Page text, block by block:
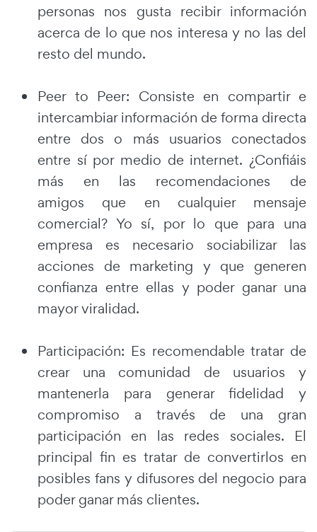
personas nos gusta recibir información
acerca de lo que nos interesa y no las del
resto del mundo.
Peer to Peer: Consiste en compartir e
intercambiar información de forma directa
entre dos o más usuarios conectados
entre sí por medio de internet. ¿Confiáis
más en las recomendaciones de
amigos que en cualquier mensaje
comercial? Yo sí, por lo que para una
empresa es necesario sociabilizar las
acciones de marketing y que generen
confianza entre ellas y poder ganar una
mayor viralidad.
Participación: Es recomendable tratar de
crear una comunidad de usuarios y
mantenerla para generar fidelidad y
compromiso a través de una gran
participación en las redes sociales. El
principal fin es tratar de convertirlos en
posibles fans y difusores del negocio para
poder ganar más clientes.